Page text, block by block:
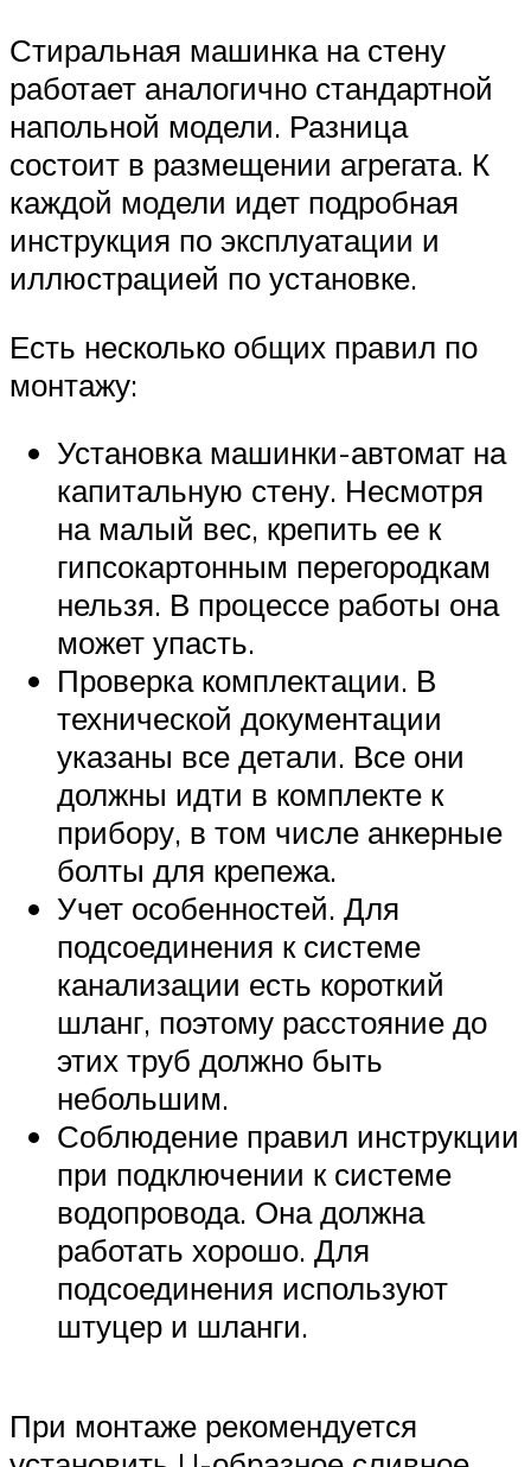
Стиральная машинка на стену
работает аналогично стандартной
напольной модели. Разница
состоит в размещении агрегата. К
каждой модели идет подробная
инструкция по эксплуатации и
иллюстрацией по установке.
Есть несколько общих правил по
монтажу:
Установка машинки-автомат на
капитальную стену. Несмотря
на малый вес, крепить ее к
гипсокартонным перегородкам
нельзя. В процессе работы она
может упасть.
Проверка комплектации. В
технической документации
указаны все детали. Все они
должны идти в комплекте к
прибору, в том числе анкерные
болты для крепежа.
Учет особенностей. Для
подсоединения к системе
канализации есть короткий
шланг, поэтому расстояние до
этих труб должно быть
небольшим.
Соблюдение правил инструкции
при подключении к системе
водопровода. Она должна
работать хорошо. Для
подсоединения используют
штуцер и шланги.
При монтаже рекомендуется